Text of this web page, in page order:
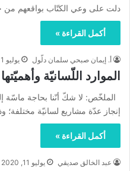
دلت على وعي الكتّاب بواقعهم من
أكمل القراءة »
أ. إيمان صبحي سلمان دلّول يوليو 11, 2020
الموارد اللّسانيّة
الملخّص: لا شكّ أنّنا بحاجة ماسّة
إنجاز عدّة مشاريع لسانيّة مختلفة؛
أكمل القراءة »
عبد الخالق صديقي يوليو 11, 2020